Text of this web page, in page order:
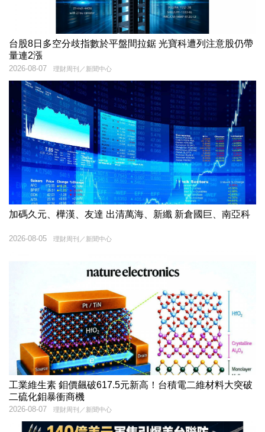
台股8日多空分歧指數於平盤間拉鋸 光寶科遭列注意股仍帶
量連2漲
理財周刊／新聞中心
2026-08-07
加碼久元、樺漢、友達 出清萬海、新纖 新倉國巨、南亞科
理財周刊／新聞中心
2026-08-05
工業維生素 鉬價飆破617.5元新高！台積電二維材料大突破
二硫化鉬暴衝商機
理財周刊／新聞中心
2026-08-07